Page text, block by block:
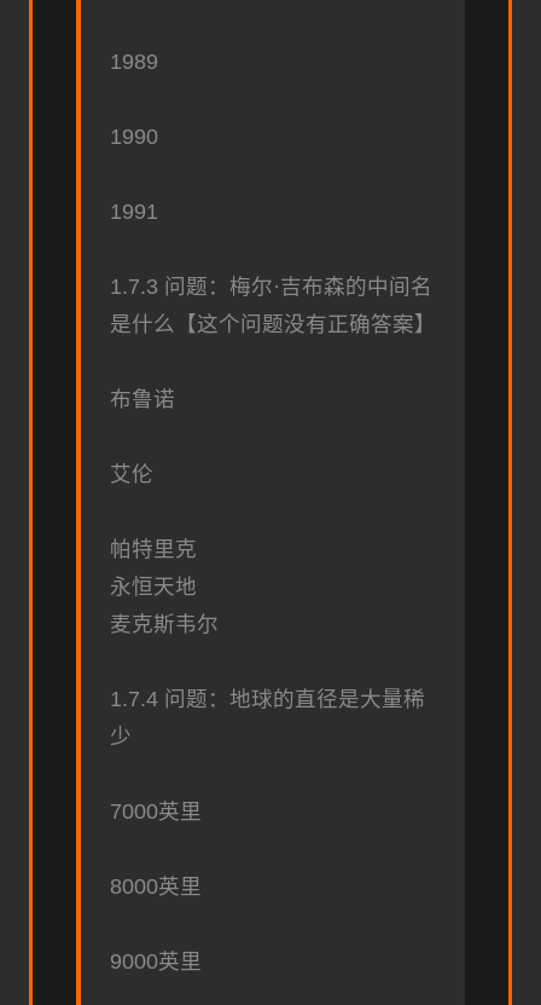
1989
1990
1991
1.7.3 问题：梅尔·吉布森的中间名
是什么【这个问题没有正确答案】
布鲁诺
艾伦
帕特里克
永恒天地
麦克斯韦尔
1.7.4 问题：地球的直径是大量稀
少
7000英里
8000英里
9000英里